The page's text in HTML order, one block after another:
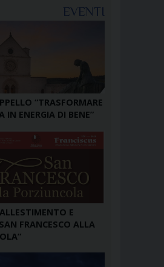
EVENTI
“TRASFORMARE
IN ENERGIA DI BENE”
E
FRANCESCO ALLA